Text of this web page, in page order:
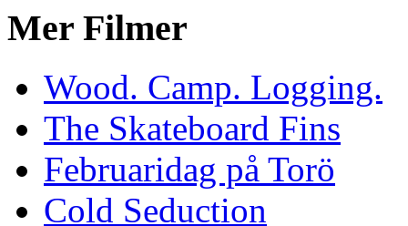
Mer Filmer
Wood. Camp. Logging.
The Skateboard Fins
Februaridag på Torö
Cold Seduction